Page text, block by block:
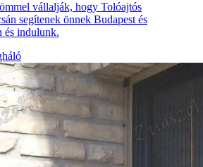
vállalják, hogy Tolóajtós
segítenek önnek Budapest és
és indulunk.